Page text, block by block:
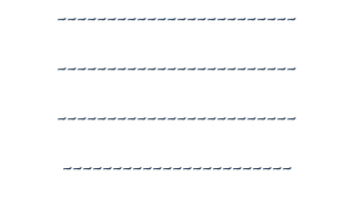
------------------------
------------------------
------------------------
-----------------------